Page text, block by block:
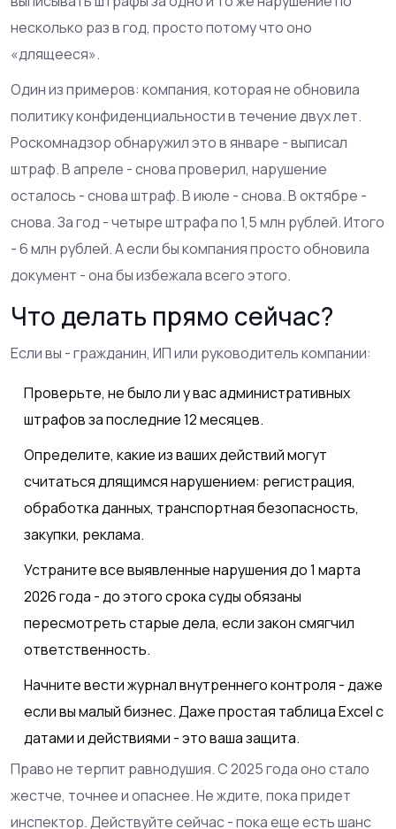
несколько раз в год, просто потому что оно
«длящееся».
Один из примеров: компания, которая не обновила
политику конфиденциальности в течение двух лет.
Роскомнадзор обнаружил это в январе - выписал
штраф. В апреле - снова проверил, нарушение
осталось - снова штраф. В июле - снова. В октябре -
снова. За год - четыре штрафа по 1,5 млн рублей. Итого
- 6 млн рублей. А если бы компания просто обновила
документ - она бы избежала всего этого.
Что делать прямо сейчас?
Если вы - гражданин, ИП или руководитель компании:
Проверьте, не было ли у вас административных
штрафов за последние 12 месяцев.
Определите, какие из ваших действий могут
считаться длящимся нарушением: регистрация,
обработка данных, транспортная безопасность,
закупки, реклама.
Устраните все выявленные нарушения до 1 марта
2026 года - до этого срока суды обязаны
пересмотреть старые дела, если закон смягчил
ответственность.
Начните вести журнал внутреннего контроля - даже
если вы малый бизнес. Даже простая таблица Excel с
датами и действиями - это ваша защита.
Право не терпит равнодушия. С 2025 года оно стало
жестче, точнее и опаснее. Не ждите, пока придет
инспектор. Действуйте сейчас - пока еще есть шанс